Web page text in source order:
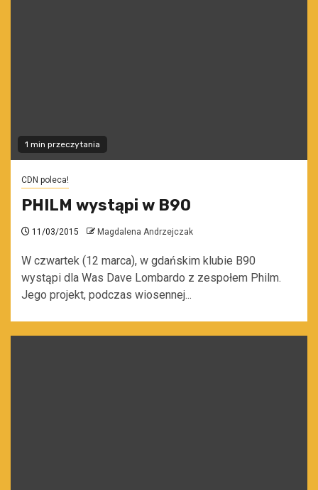
1 min przeczytania
CDN poleca!
PHILM wystąpi w B90
11/03/2015 Magdalena Andrzejczak
W czwartek (12 marca), w gdańskim klubie B90
wystąpi dla Was Dave Lombardo z zespołem Philm.
Jego projekt, podczas wiosennej...